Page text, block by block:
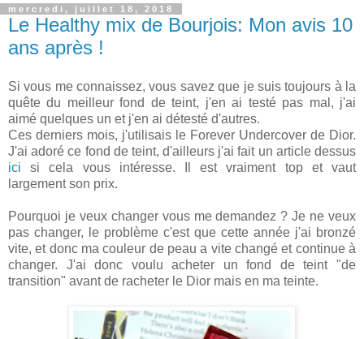
mercredi, juillet 18, 2018
Le Healthy mix de Bourjois: Mon avis 10
ans après !
Si vous me connaissez, vous savez que je suis toujours à la
quête du meilleur fond de teint, j'en ai testé pas mal, j'ai
aimé quelques un et j'en ai détesté d'autres.
Ces derniers mois, j'utilisais le Forever Undercover de Dior.
J'ai adoré ce fond de teint, d'ailleurs j'ai fait un article dessus
icisi cela vous intéresse. Il est vraiment top et vaut
largement son prix.
Pourquoi je veux changer vous me demandez ? Je ne veux
pas changer, le problème c'est que cette année j'ai bronzé
vite, et donc ma couleur de peau a vite changé et continue à
changer. J'ai donc voulu acheter un fond de teint "de
transition" avant de racheter le Dior mais en ma teinte.